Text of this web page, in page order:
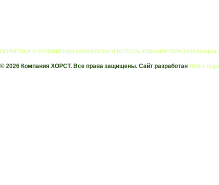
ПОЛИТИКА В ОТНОШЕНИИ ОБРАБОТКИ И ИСПОЛЬЗОВАНИИ ПЕРСОНАЛЬНЫХ
© 2026 Компания ХОРСТ. Все права защищены. Сайт разработан Веб-